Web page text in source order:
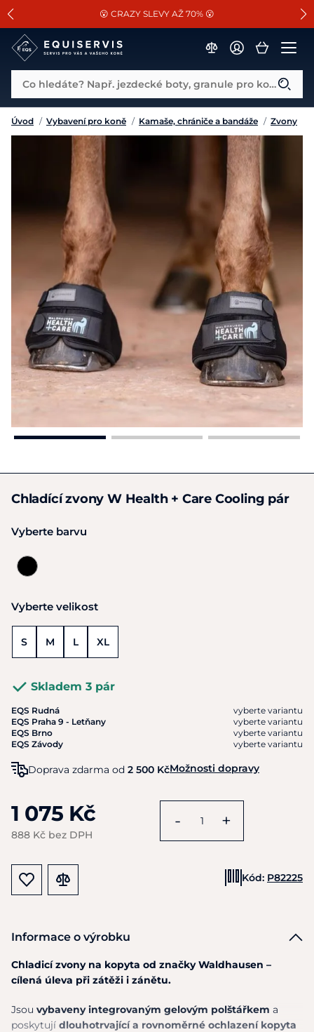
SLEVA 13% na vše od Cassini!
😮 CRAZY SLEVY AŽ 70% 😮
📐Pasování a doplňky k vybraným sedlům ZDARMA 🐴
Co hledáte? Např. jezdecké boty, granule pro koně...
Úvod / Vybavení pro koně / Kamaše, chrániče a bandáže / Zvony
Chladící zvony W Health + Care Cooling pár
Vyberte barvu
Vyberte velikost
S M L XL
Skladem 3 pár
EQS Rudná
vyberte variantu
EQS Praha 9 - Letňany
vyberte variantu
EQS Brno
vyberte variantu
EQS Závody
vyberte variantu
Doprava zdarma od 2 500 KčMožnosti dopravy
1 075 Kč
888 Kč bez DPH
- +
Kód: P82225
Informace o výrobku
Chladicí zvony na kopyta od značky Waldhausen –
cílená úleva při zátěži i zánětu.
Jsou vybaveny integrovaným gelovým polštářkem a
poskytují dlouhotrvající a rovnoměrné ochlazení kopyta